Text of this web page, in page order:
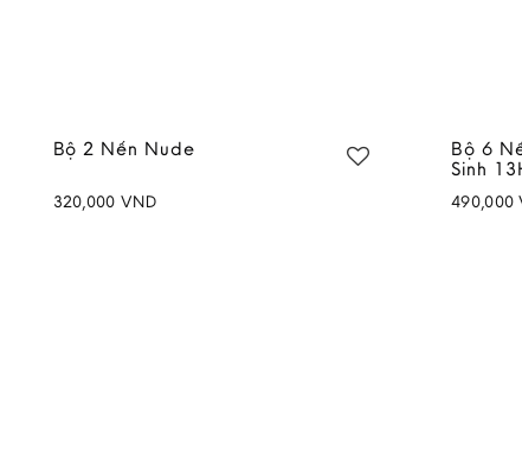
Bộ 2 Nến Nude
320,000 VND
Bộ 6
Sinh
490,000